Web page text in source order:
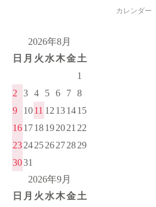
カレンダー
2026年8月
日 月 火 水木金土
1
2
3 4 5 6 7 8
9
1011 12 131415
161718192021 22
23242526272829
3031
2026年9月
日 月 火 水木金土